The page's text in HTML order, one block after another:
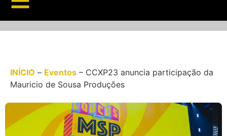
INÍCIO – Eventos – CCXP23 anuncia participação da
Mauricio de Sousa Produções